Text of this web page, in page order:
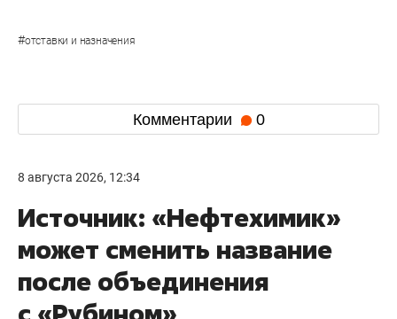
#отставки и назначения
Комментарии 0
8 августа 2026, 12:34
Источник: «Нефтехимик»
может сменить название
после объединения